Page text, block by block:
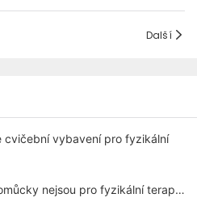
Další
cvičební vybavení pro fyzikální
nejsou pro fyzikální terapii